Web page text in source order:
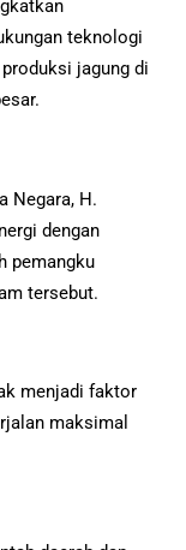
teknologi
jagung di
Negara, H.
dengan
pemangku
tersebut.
menjadi faktor
maksimal